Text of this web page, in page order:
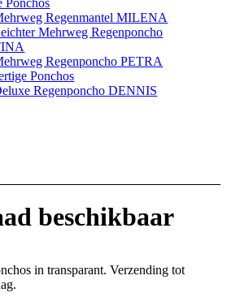
Ponchos
Regenmantel MILENA
Mehrweg Regenponcho
Regenponcho PETRA
Ponchos
Regenponcho DENNIS
beschikbaar
in transparant. Verzending tot